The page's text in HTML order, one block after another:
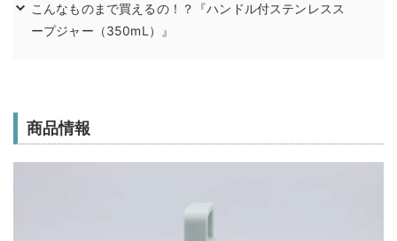
こんなものまで買えるの！？『ハンドル付ステンレスス
ープジャー（350mL）』
商品情報